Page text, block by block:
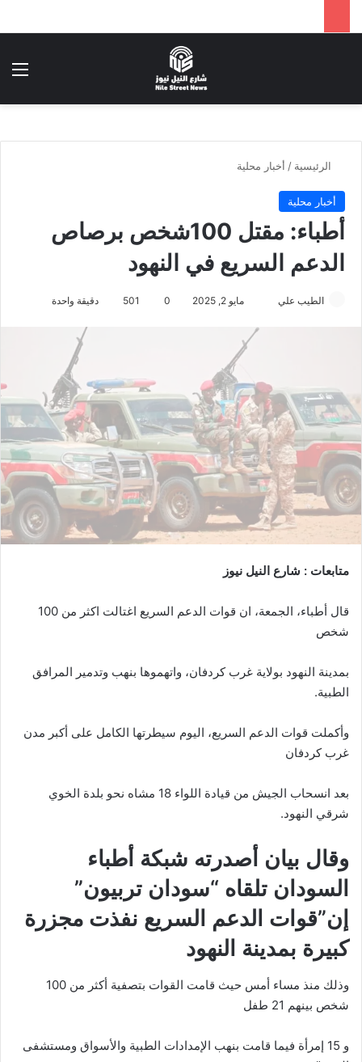
الرئيسية / أخبار محلية
أخبار محلية
أطباء: مقتل 100شخص برصاص
الدعم السريع في النهود
الطيب علي
إلكترونيا
مايو 2, 2025 0
501 دقيقة واحدة
متابعات : شارع النيل نيوز
قال أطباء، الجمعة، ان قوات الدعم السريع اغتالت اكثر من 100
شخص
بمدينة النهود بولاية غرب كردفان، واتهموها بنهب وتدمير المرافق
الطبية.
وأكملت قوات الدعم السريع، اليوم سيطرتها الكامل على أكبر مدن
غرب كردفان
بعد انسحاب الجيش من قيادة اللواء 18 مشاه نحو بلدة الخوي
شرقي النهود.
وقال بيان أصدرته شبكة أطباء
السودان تلقاه “سودان تربيون”
إن”قوات الدعم السريع نفذت مجزرة
كبيرة بمدينة النهود
وذلك منذ مساء أمس حيث قامت القوات بتصفية أكثر من 100
شخص بينهم 21 طفل
و 15 إمرأة فيما قامت بنهب الإمدادات الطبية والأسواق ومستشفى